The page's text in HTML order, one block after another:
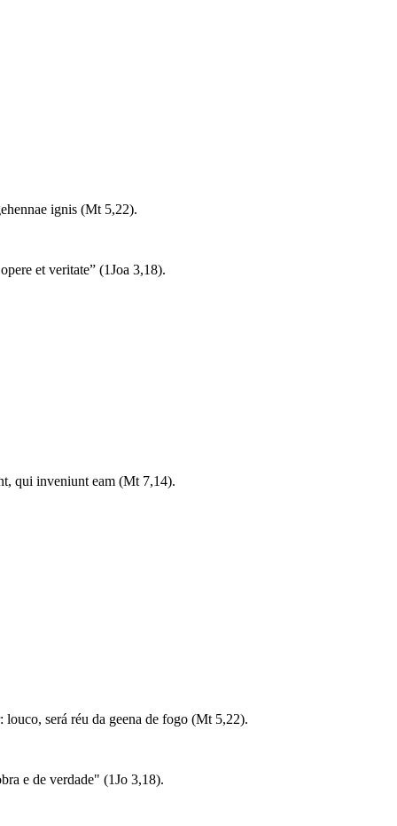
ignis (Mt 5,22).
et veritate” (1Joa 3,18).
qui inveniunt eam (Mt 7,14).
louco, será réu da geena de fogo (Mt 5,22).
e de verdade" (1Jo 3,18).